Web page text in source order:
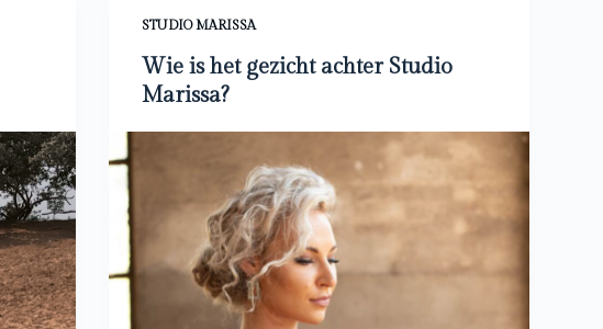
STUDIO MARISSA
Wie is het gezicht achter Studio
Marissa?